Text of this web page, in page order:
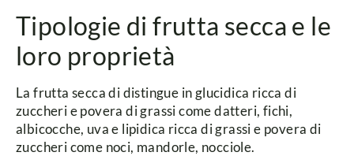
Tipologie di frutta secca e le
loro proprietà
La frutta secca di distingue in glucidica ricca di
zuccheri e povera di grassi come datteri, fichi,
albicocche, uva e lipidica ricca di grassi e povera di
zuccheri come noci, mandorle, nocciole.